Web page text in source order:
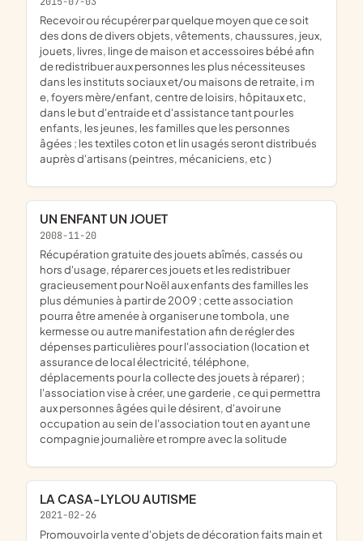
recevoir ou récupérer par quelque moyen que ce soit
des dons de divers objets, vêtements, chaussures, jeux,
jouets, livres, linge de maison et accessoires bébé afin
de redistribuer aux personnes les plus nécessiteuses
dans les instituts sociaux et/ou maisons de retraite, i m
e, foyers mère/enfant, centre de loisirs, hôpitaux etc,
dans le but d'entraide et d'assistance tant pour les
enfants, les jeunes, les familles que les personnes
âgées ; les textiles coton et lin usagés seront distribués
auprès d'artisans (peintres, mécaniciens, etc )
UN ENFANT UN JOUET
2008-11-20
récupération gratuite des jouets abîmés, cassés ou
hors d'usage, réparer ces jouets et les redistribuer
gracieusement pour Noël aux enfants des familles les
plus démunies à partir de 2009 ; cette association
pourra être amenée à organiser une tombola, une
kermesse ou autre manifestation afin de régler des
dépenses particulières pour l'association (location et
assurance de local électricité, téléphone,
déplacements pour la collecte des jouets à réparer) ;
l'association vise à créer, une garderie , ce qui permettra
aux personnes âgées qui le désirent, d'avoir une
occupation au sein de l'association tout en ayant une
compagnie journalière et rompre avec la solitude
LA CASA-LYLOU AUTISME
2021-02-26
promouvoir la vente d'objets de décoration faits main et